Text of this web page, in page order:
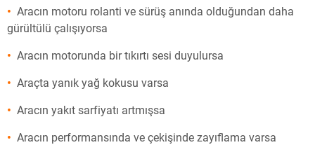
Aracın motoru rolanti ve sürüş anında olduğundan daha
gürültülü çalışıyorsa
Aracın motorunda bir tıkırtı sesi duyulursa
Araçta yanık yağ kokusu varsa
Aracın yakıt sarfiyatı artmışsa
Aracın performansında ve çekişinde zayıflama varsa